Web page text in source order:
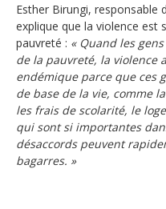
Esther Birungi, responsable
explique que la violence est
pauvreté : « Quand les
de la pauvreté, la violence
endémique parce que ces
de base de la vie, comme
les frais de scolarité, le
qui sont si importantes
désaccords peuvent
bagarres. »